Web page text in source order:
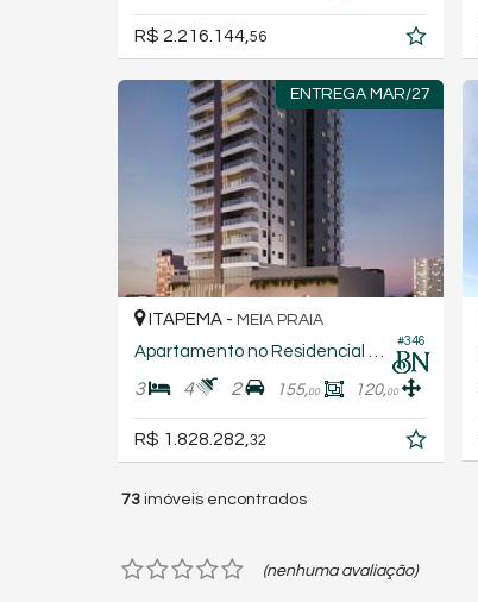
R$ 2.216.144,56
ENTREGA MAR/27
#346
ITAPEMA - MEIA PRAIA
Apartamento no Residencial Belize
3 4 2 155,00 120,00
R$ 1.828.282,32
73 imóveis encontrados
(nenhuma avaliação)